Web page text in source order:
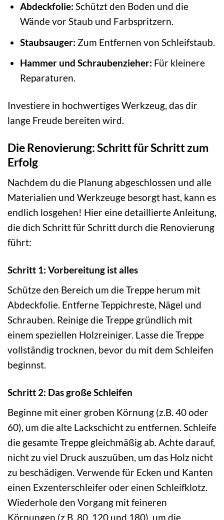
Abdeckfolie: Schützt den Boden und die
Wände vor Staub und Farbspritzern.
Staubsauger: Zum Entfernen von Schleifstaub.
Hammer und Schraubenzieher: Für kleinere
Reparaturen.
Investiere in hochwertiges Werkzeug, das dir
lange Freude bereiten wird.
Die Renovierung: Schritt für Schritt zum
Erfolg
Nachdem du die Planung abgeschlossen und alle
Materialien und Werkzeuge besorgt hast, kann es
endlich losgehen! Hier eine detaillierte Anleitung,
die dich Schritt für Schritt durch die Renovierung
führt:
Schritt 1: Vorbereitung ist alles
Schütze den Bereich um die Treppe herum mit
Abdeckfolie. Entferne Teppichreste, Nägel und
Schrauben. Reinige die Treppe gründlich mit
einem speziellen Holzreiniger. Lasse die Treppe
vollständig trocknen, bevor du mit dem Schleifen
beginnst.
Schritt 2: Das große Schleifen
Beginne mit einer groben Körnung (z.B. 40 oder
60), um die alte Lackschicht zu entfernen. Schleife
die gesamte Treppe gleichmäßig ab. Achte darauf,
nicht zu viel Druck auszuüben, um das Holz nicht
zu beschädigen. Verwende für Ecken und Kanten
einen Exzenterschleifer oder einen Schleifklotz.
Wiederhole den Vorgang mit feineren
Körnungen (z.B. 80, 120 und 180), um die